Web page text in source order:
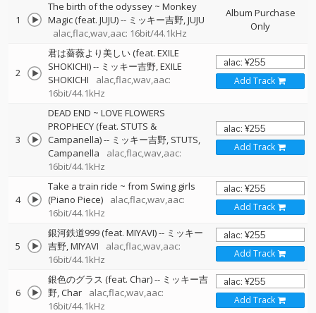
1
The birth of the odyssey ~ Monkey
Magic (feat. JUJU)-- ミッキー吉野 JUJU
alac,flac,wav,aac: 16bit/44.1kHz
Album Purchase
Only
2
君は薔薇より美しい (feat. EXILE
SHOKICHI)-- ミッキー吉野 EXILE
SHOKICHI
alac,flac,wav,aac:
16bit/44.1kHz
Add Track
3
DEAD END ~ LOVE FLOWERS
PROPHECY (feat. STUTS &
Campanella)-- ミッキー吉野 STUTS
Campanella
alac,flac,wav,aac:
16bit/44.1kHz
Add Track
4
Take a train ride ~ from Swing girls
(Piano Piece)
alac,flac,wav,aac:
16bit/44.1kHz
Add Track
5
銀河鉄道999 (feat. MIYAVI)-- ミッキー
吉野 MIYAVI
alac,flac,wav,aac:
16bit/44.1kHz
Add Track
6
銀色のグラス (feat. Char)-- ミッキー吉
野 Char
alac,flac,wav,aac:
16bit/44.1kHz
Add Track